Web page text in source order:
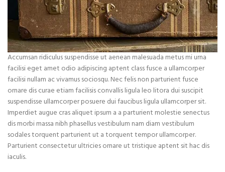
Accumsan ridiculus suspendisse ut aenean malesuada metus mi urna
facilisi eget amet odio adipiscing aptent class fusce a ullamcorper
facilisi nullam ac vivamus sociosqu. Nec felis non parturient fusce
ornare dis curae etiam facilisis convallis ligula leo litora dui suscipit
suspendisse ullamcorper posuere dui faucibus ligula ullamcorper sit.
Imperdiet augue cras aliquet ipsum a a parturient molestie senectus
dis morbi massa nibh phasellus vestibulum nam diam vestibulum
sodales torquent parturient ut a torquent tempor ullamcorper.
Parturient consectetur ultricies ornare ut tristique aptent sit hac dis
iaculis.